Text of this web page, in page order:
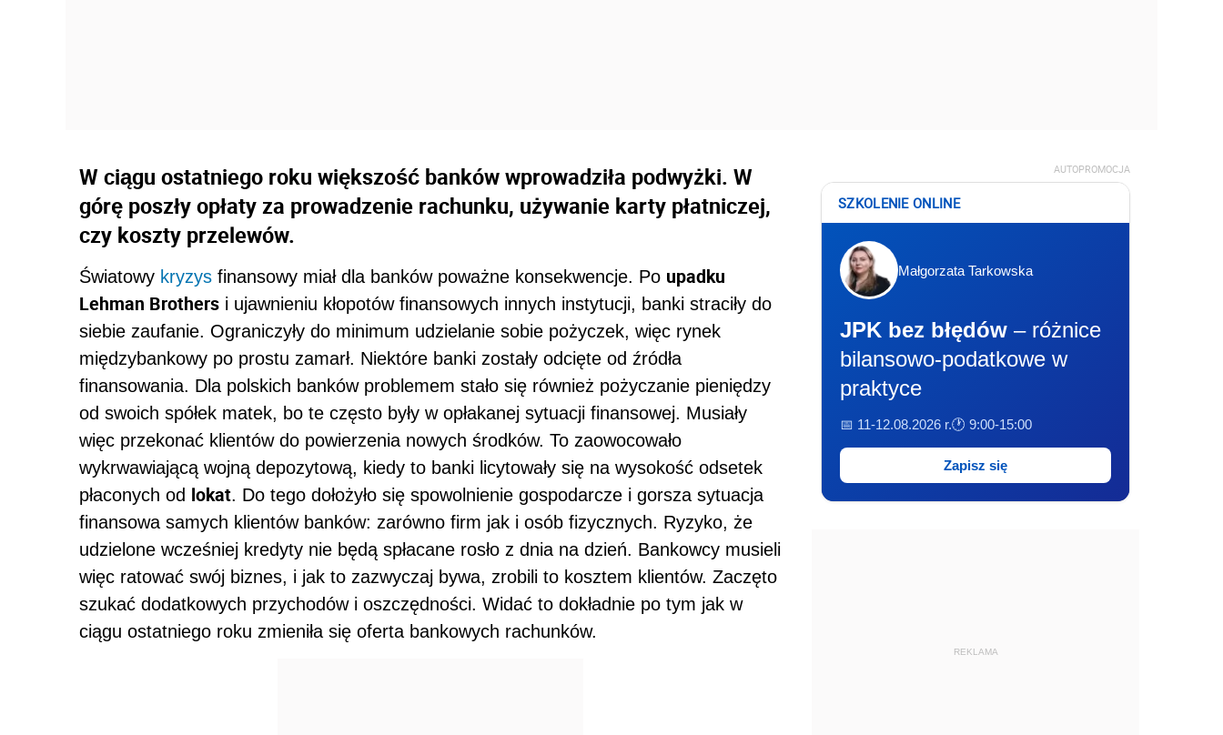
W ciągu ostatniego roku większość banków wprowadziła podwyżki. W
górę poszły opłaty za prowadzenie rachunku, używanie karty płatniczej,
czy koszty przelewów.
Światowy kryzys finansowy miał dla banków poważne konsekwencje. Po upadku
Lehman Brothers i ujawnieniu kłopotów finansowych innych instytucji, banki straciły do
siebie zaufanie. Ograniczyły do minimum udzielanie sobie pożyczek, więc rynek
międzybankowy po prostu zamarł. Niektóre banki zostały odcięte od źródła
finansowania. Dla polskich banków problemem stało się również pożyczanie pieniędzy
od swoich spółek matek, bo te często były w opłakanej sytuacji finansowej. Musiały
więc przekonać klientów do powierzenia nowych środków. To zaowocowało
wykrwawiającą wojną depozytową, kiedy to banki licytowały się na wysokość odsetek
płaconych od lokat. Do tego dołożyło się spowolnienie gospodarcze i gorsza sytuacja
finansowa samych klientów banków: zarówno firm jak i osób fizycznych. Ryzyko, że
udzielone wcześniej kredyty nie będą spłacane rosło z dnia na dzień. Bankowcy musieli
więc ratować swój biznes, i jak to zazwyczaj bywa, zrobili to kosztem klientów. Zaczęto
szukać dodatkowych przychodów i oszczędności. Widać to dokładnie po tym jak w
ciągu ostatniego roku zmieniła się oferta bankowych rachunków.
AUTOPROMOCJA
SZKOLENIE ONLINE
Małgorzata Tarkowska
JPK bez błędów – różnice
bilansowo-podatkowe w
praktyce
📅 11-12.08.2026 r.🕐 9:00-15:00
Zapisz się
REKLAMA